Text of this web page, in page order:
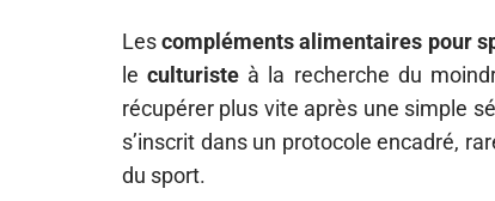
Lescompléments alimentaires pour
leculturiste à la recherche du
récupérer plus vite après une simple
s’inscrit dans un protocole encadré,
du sport.